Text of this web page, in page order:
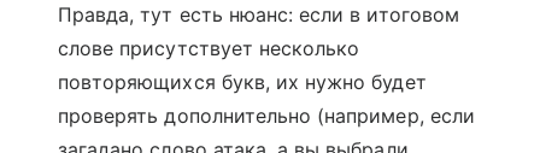
Правда, тут есть нюанс: если в итоговом
слове присутствует несколько
повторяющихся букв, их нужно будет
проверять дополнительно (например, если